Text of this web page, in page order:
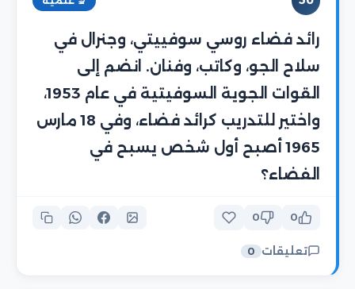
رائد فضاء روسي سوفييتي، وجنرال في
سلاح الجو، وكاتب، وفنان. انضم إلى
القوات الجوية السوفيتية في عام 1953،
واختير للتدريب كرائد فضاء، وفي 18 مارس
1965 أصبح أول شخص يسبح في
الفضاء؟
0
0
تعليقات 0